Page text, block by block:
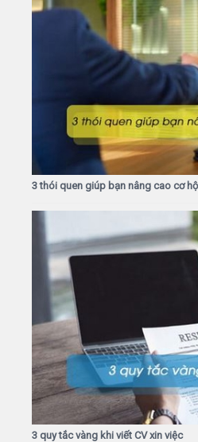
3 thói quen giúp bạn nâng cao cơ
3 quy tắc vàng khi viết CV xin việc